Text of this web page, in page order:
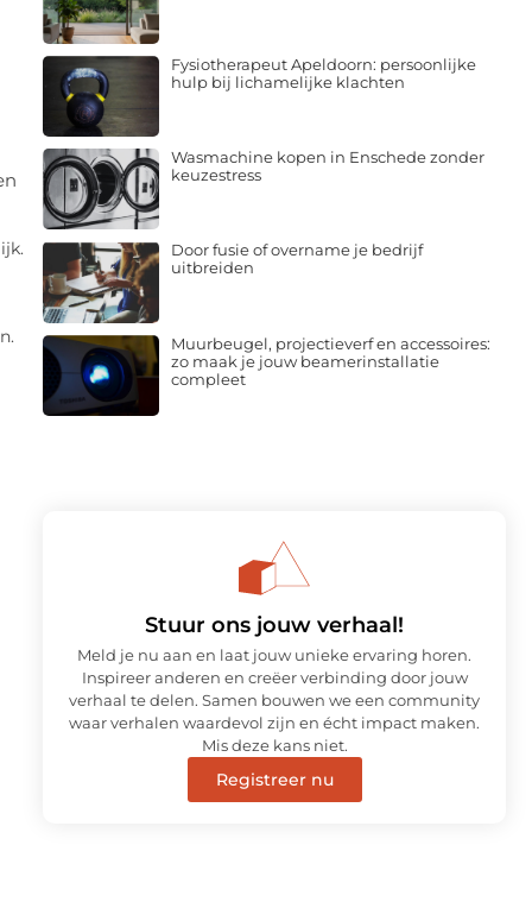
Fysiotherapeut Apeldoorn: persoonlijke
hulp bij lichamelijke klachten
Wasmachine kopen in Enschede zonder
keuzestress
Door fusie of overname je bedrijf
uitbreiden
Muurbeugel, projectieverf en accessoires:
zo maak je jouw beamerinstallatie
compleet
Stuur ons jouw verhaal!
Meld je nu aan en laat jouw unieke ervaring horen.
Inspireer anderen en creëer verbinding door jouw
verhaal te delen. Samen bouwen we een community
waar verhalen waardevol zijn en écht impact maken.
Mis deze kans niet.
Registreer nu